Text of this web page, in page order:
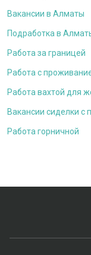
Вакансии в Алматы
Подработка в
Работа за границей
Работа с
Работа вахтой для
Вакансии сиделки с
Работа горничной